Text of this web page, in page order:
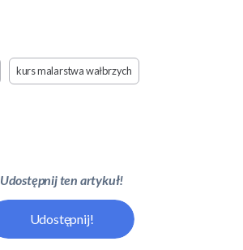
kurs malarstwa wałbrzych
Udostępnij ten artykuł!
Udostępnij!